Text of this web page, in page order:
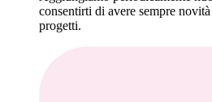
consentirti di avere sempre
progetti.